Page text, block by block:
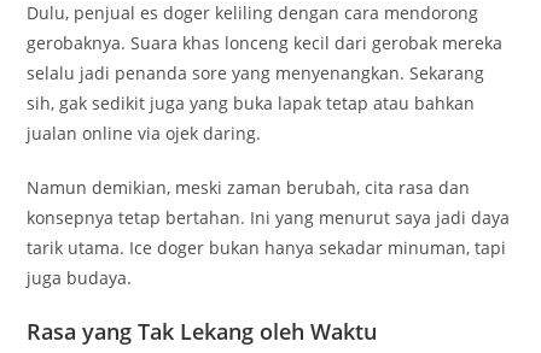
Dulu, penjual es doger keliling dengan cara mendorong
gerobaknya. Suara khas lonceng kecil dari gerobak mereka
selalu jadi penanda sore yang menyenangkan. Sekarang
sih, gak sedikit juga yang buka lapak tetap atau bahkan
jualan online via ojek daring.
Namun demikian, meski zaman berubah, cita rasa dan
konsepnya tetap bertahan. Ini yang menurut saya jadi daya
tarik utama. Ice doger bukan hanya sekadar minuman, tapi
juga budaya.
Rasa yang Tak Lekang oleh Waktu